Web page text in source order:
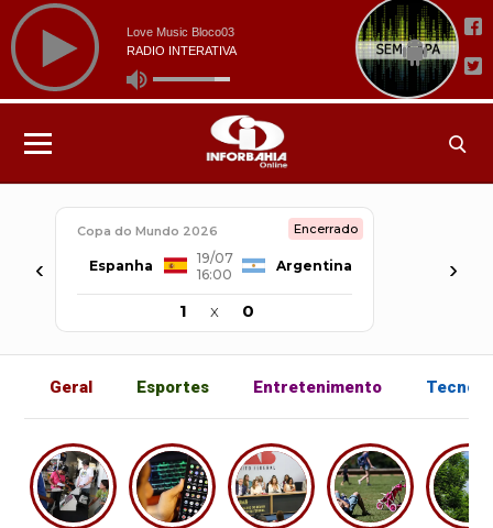
‹
Copa do Mundo 2026 Encerrado
Espanha
19/07
16:00
Argentina
1 x 0
›
Geral Esportes Entretenimento